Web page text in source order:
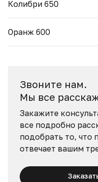
Колибри 650
Оранж 600
Звоните нам.
Мы все
Закажите
все подробно
подобрать то, что
отвечает вашим